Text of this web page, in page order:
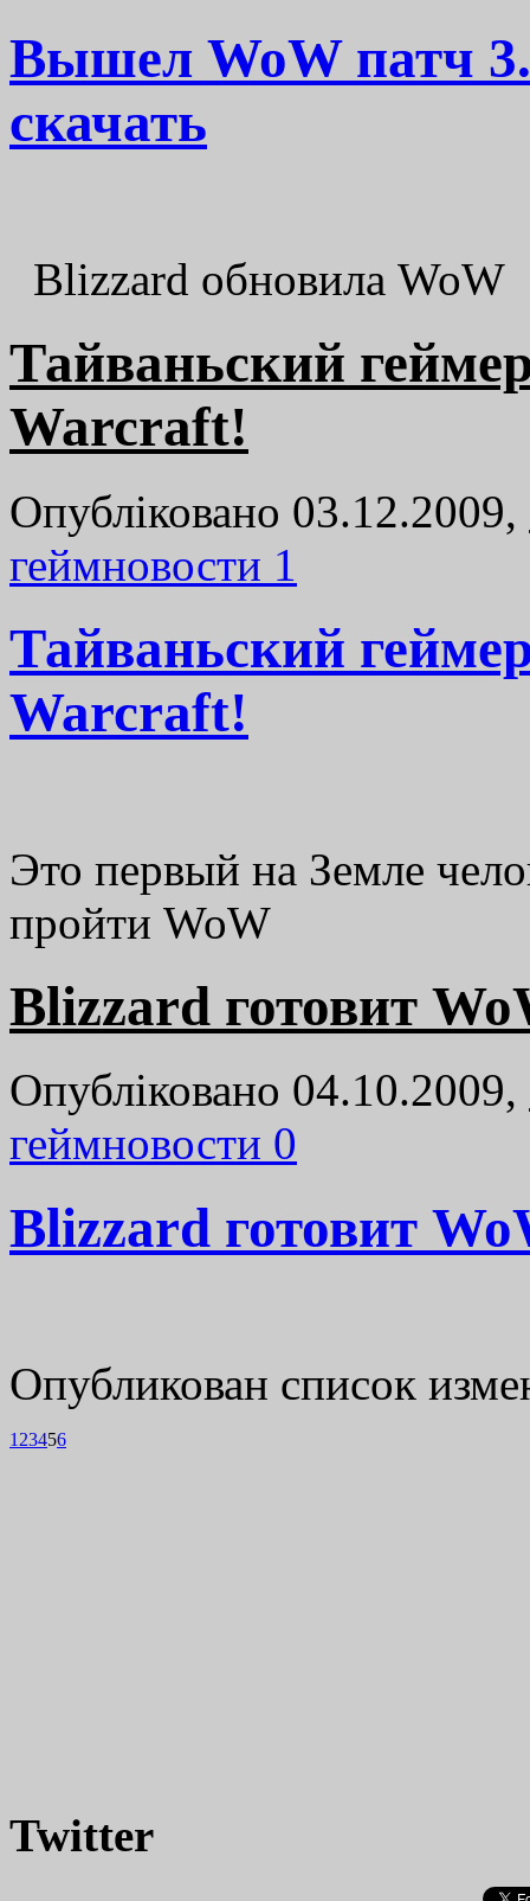
Вышел WoW патч
скачать
Blizzard обновила WoW
Тайваньский
Warcraft!
Опубліковано 03.12.2009,
геймновости 1
Тайваньский
Warcraft!
Это первый на Земле
пройти WoW
Blizzard готовит
Опубліковано 04.10.2009,
геймновости 0
Blizzard готовит
Опубликован список
1 23456
Twitter